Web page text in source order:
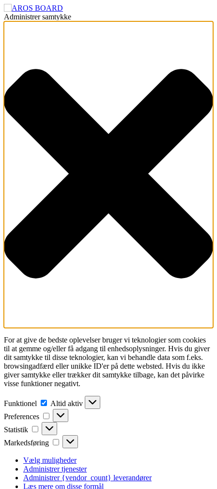
Administrer samtykke
For at give de bedste oplevelser bruger vi teknologier som cookies
til at gemme og/eller få adgang til enhedsoplysninger. Hvis du giver
dit samtykke til disse teknologier, kan vi behandle data som f.eks.
browsingadfærd eller unikke ID'er på dette websted. Hvis du ikke
giver samtykke eller trækker dit samtykke tilbage, kan det påvirke
visse funktioner negativt.
Funktionel Funktionel
Altid aktiv
Preferences
Preferences
Statistik Statistik
Markedsføring Markedsføring
Vælg muligheder
Administrer tjenester
Administrer {vendor_count} leverandører
Læs mere om disse formål